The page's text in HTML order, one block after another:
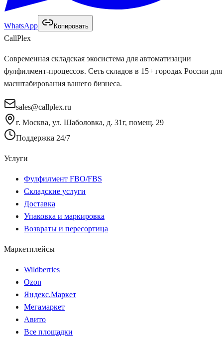
WhatsApp Копировать
CallPlex
Современная складская экосистема для автоматизации
фулфилмент-процессов. Сеть складов в 15+ городах России для
масштабирования вашего бизнеса.
sales@callplex.ru
г. Москва, ул. Шаболовка, д. 31г, помещ. 29
Поддержка 24/7
Услуги
Фулфилмент FBO/FBS
Складские услуги
Доставка
Упаковка и маркировка
Возвраты и пересортица
Маркетплейсы
Wildberries
Ozon
Яндекс.Маркет
Мегамаркет
Авито
Все площадки